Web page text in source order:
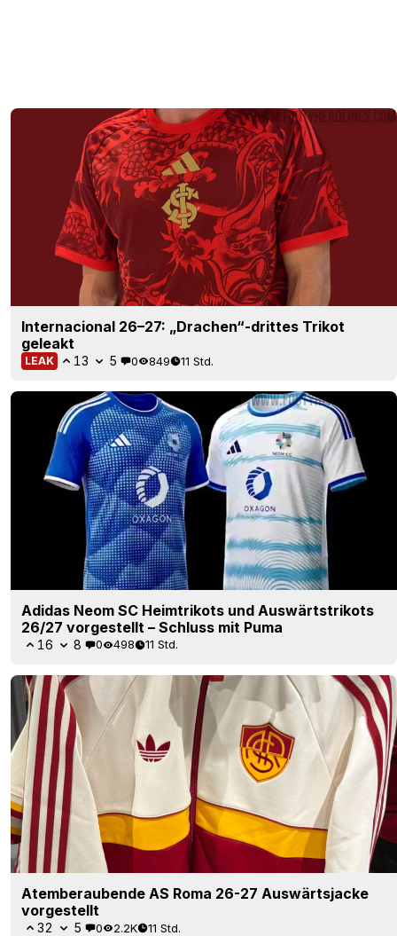
Internacional 26–27: „Drachen“-drittes Trikot
geleakt
LEAK 13 5 0 849 11 Std.
Adidas Neom SC Heimtrikots und Auswärtstrikots
26/27 vorgestellt – Schluss mit Puma
16 8 0 498 11 Std.
Atemberaubende AS Roma 26-27 Auswärtsjacke
vorgestellt
32 5 0 2.2K 11 Std.